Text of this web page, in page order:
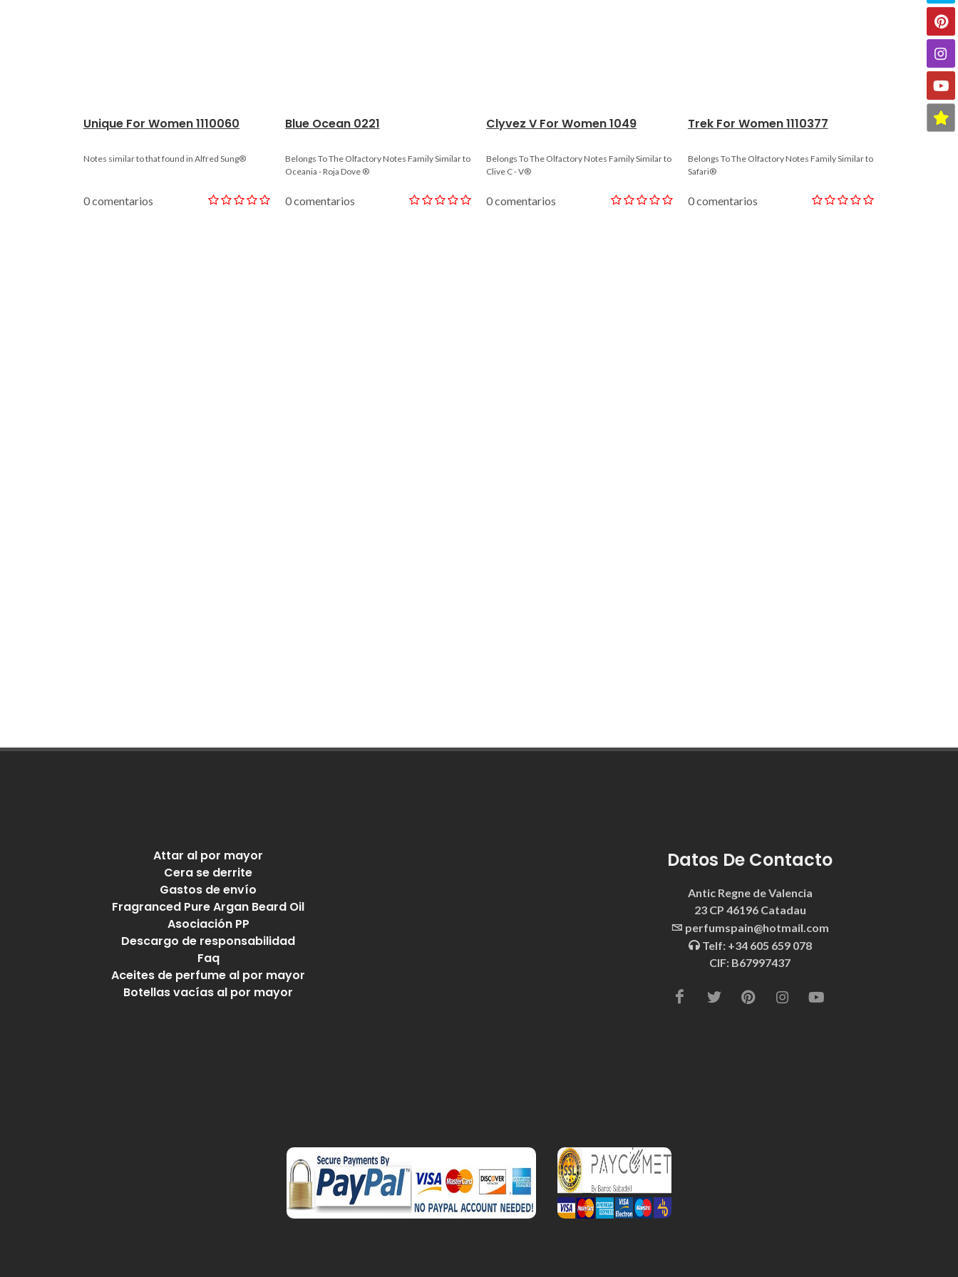
Unique For Women 1110060
Notes similar to that found in Alfred Sung®
0 comentarios
Blue Ocean 0221
Belongs To The Olfactory Notes Family Similar to
Oceania - Roja Dove ®
0 comentarios
Clyvez V For Women 1049
Belongs To The Olfactory Notes Family Similar to
Clive C - V®
0 comentarios
Trek For Women 1110377
Belongs To The Olfactory Notes Family Similar to
Safari®
0 comentarios
Far Island
Attar al por mayor
Cera se derrite
Gastos de envío
Fragranced Pure Argan Beard Oil
Asociación PP
Descargo de responsabilidad
Faq
Aceites de perfume al por mayor
Botellas vacías al por mayor
Datos De Contacto
Antic Regne de Valencia
23 CP 46196 Catadau
perfumspain@hotmail.com
Telf: +34 605 659 078
CIF: B67997437